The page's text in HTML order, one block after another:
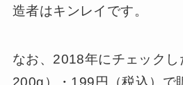
造者はキンレイです。
なお、2018年にチェック
200g）・199円（税込）で